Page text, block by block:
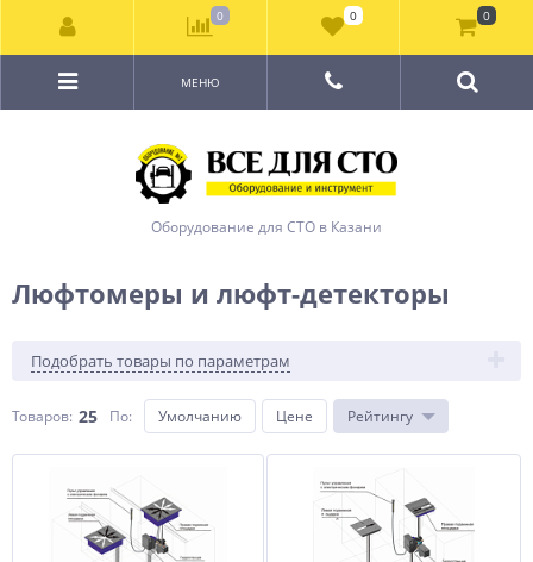
Оборудование для СТО в Казани
МЕНЮ
Люфтомеры и люфт-детекторы
Подобрать товары по параметрам
Товаров: 25 По: Умолчанию Цене Рейтингу
0 0 0